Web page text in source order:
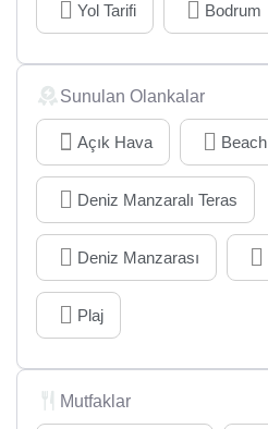
Yol Tarifi Bodrum
Sunulan Olankalar
Açık Hava Beach
Deniz Manzaralı Teras
Deniz Manzarası
Plaj
Mutfaklar